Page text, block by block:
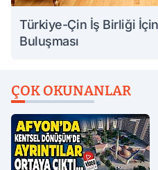
Türkiye-Çin İş Birliği
Buluşması
ÇOK OKUNANLAR